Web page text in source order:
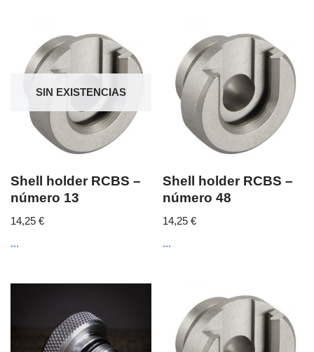
SIN EXISTENCIAS
Shell holder RCBS –
número 13
14,25 €
...
Shell holder RCBS –
número 48
14,25€
...